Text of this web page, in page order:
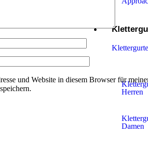
Herren
Damen
und Website in diesem Browser für